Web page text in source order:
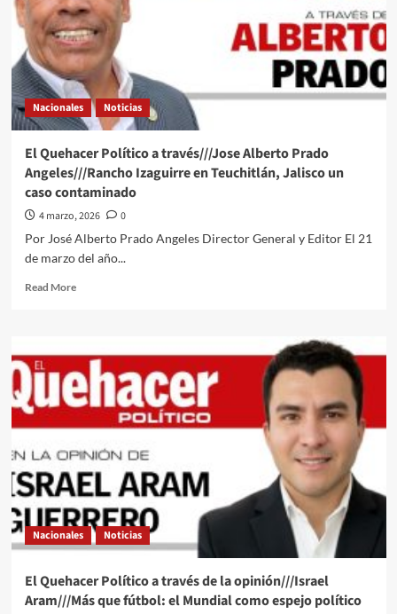
Prado
Angeles///La
Marina
navegando
en
las
aguas
del
Nacionales Noticias
El Quehacer Político a través///Jose Alberto Prado
Angeles///Rancho Izaguirre en Teuchitlán, Jalisco un
caso contaminado
4 marzo, 2026
0
Por José Alberto Prado Angeles Director General y Editor El 21
de marzo del año...
Read MoreRead
Quehacer
Político
a
través///Jose
Angeles///Rancho
Izaguirre
en
Teuchitlán,
Jalisco
un
caso
Nacionales Noticias
El Quehacer Político a través de la opinión///Israel
Aram///Más que fútbol: el Mundial como espejo político